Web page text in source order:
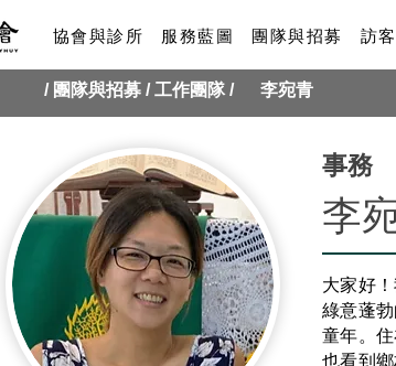
協會與診所 服務藍圖 團隊與招募 訪
/ 團隊與招募 /工作團隊/ 李宛青
李
事務
大家好
綠意蓬
童年。
也看到